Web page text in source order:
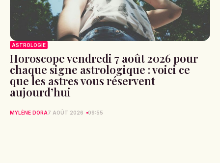
ASTROLOGIE
Horoscope vendredi 7 août 2026 pour
chaque signe astrologique : voici ce
que les astres vous réservent
aujourd’hui
MYLÈNE DORA7 AOÛT 2026 09:55